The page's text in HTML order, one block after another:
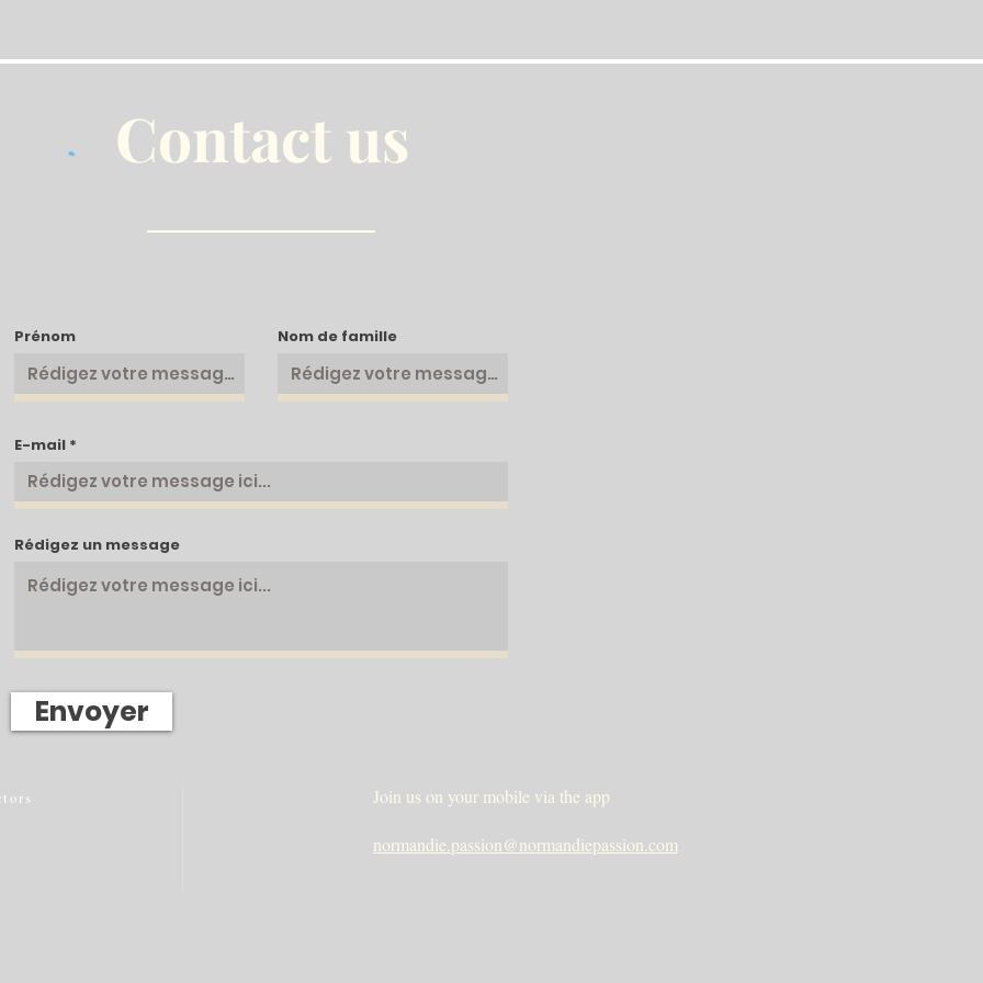
Contact us
Prénom Nom de famille
E-mail
Rédigez un message
Envoyer
Join us on your mobile via the app
normandie.passion@normandiepassion.com
s